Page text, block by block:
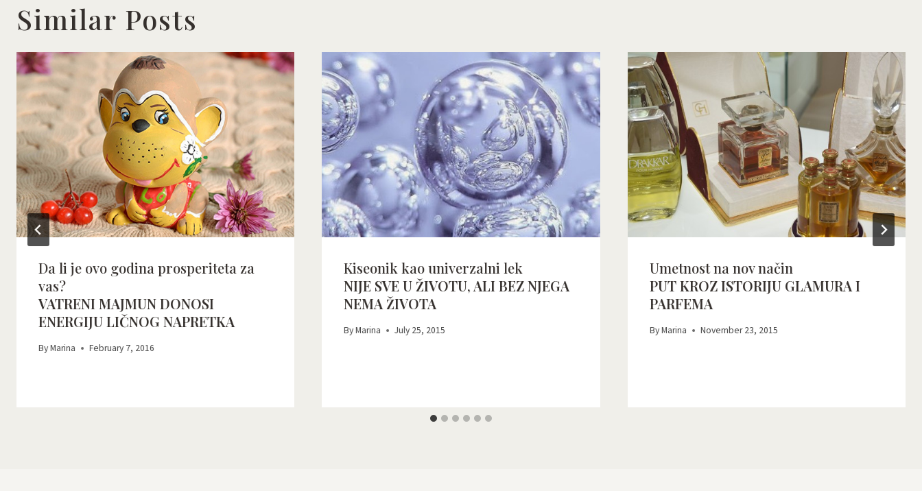
Similar Posts
Da li je ovo godina prosperiteta za
vas?
VATRENI MAJMUN DONOSI
ENERGIJU LIČNOG NAPRETKA
ByMarina February 7, 2016
Kiseonik kao univerzalni lek
NIJE SVE U ŽIVOTU, ALI BEZ NJEGA
NEMA ŽIVOTA
ByMarina July 25, 2015
Umetnost na nov način
PUT KROZ ISTORIJU GLAMURA I
PARFEMA
ByMarina November 23, 2015